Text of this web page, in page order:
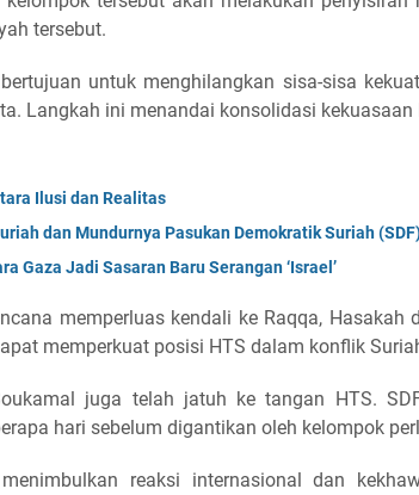
tersebut.
untuk menghilangkan sisa-sisa
Langkah ini menandai konsolidasi kekuasaan
Ilusi dan Realitas
dan Mundurnya Pasukan Demokratik Suriah
Gaza Jadi Sasaran Baru Serangan ‘Israel’
memperluas kendali ke Raqqa,
memperkuat posisi HTS dalam konflik
juga telah jatuh ke tangan HTS.
hari sebelum digantikan oleh kelompok
reaksi internasional dan